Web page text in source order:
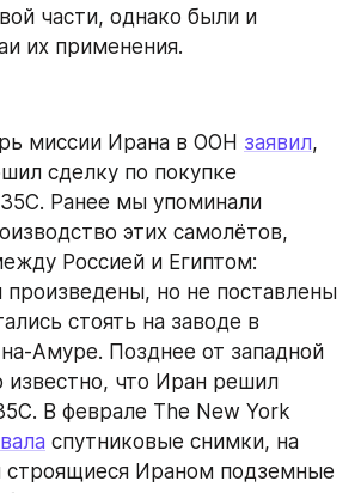
части, однако были и
их применения.
миссии Ирана в ООН заявил,
сделку по покупке
этих самолётов,
Россией и Египтом:
но не поставлены
стоять на заводе в
Амуре. Позднее от западной
известно, что Иран решил
В феврале The New York
спутниковые снимки, на
строящиеся Ираном подземные